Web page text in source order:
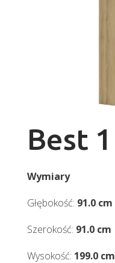
Best 1
Wymiary
Głębokość: 91.0 cm
Szerokość: 91.0 cm
Wysokość: 199.0 cm